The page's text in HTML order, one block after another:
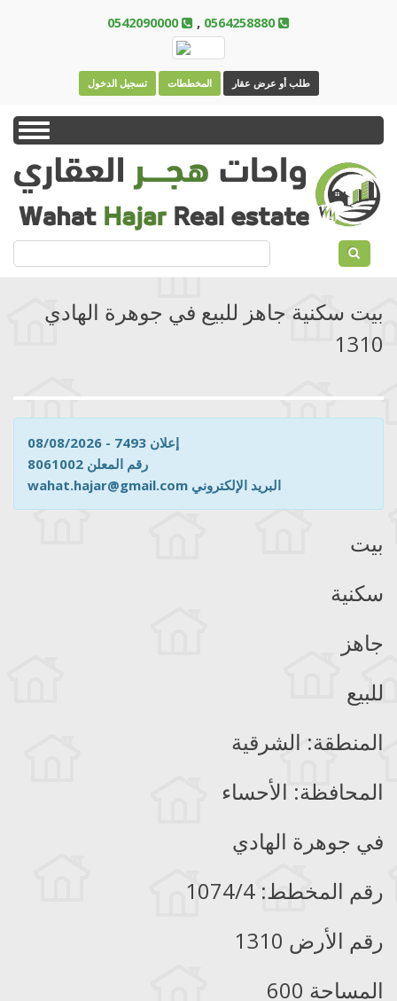
0542090000 , 0564258880
تسجيل الدخول المخططات طلب أو عرض عقار
navigation
بيت سكنية جاهز للبيع في جوهرة الهادي
1310
إعلان 7493 - 08/08/2026
رقم المعلن 8061002
wahat.hajar@gmail.com البريد الإلكتروني
بيت
سكنية
جاهز
للبيع
المنطقة: الشرقية
المحافظة: الأحساء
في جوهرة الهادي
رقم المخطط: 1074/4
رقم الأرض 1310
المساحة 600